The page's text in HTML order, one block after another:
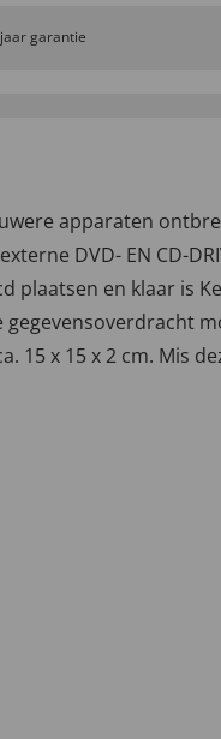
garantie
apparaten
DVD- EN CD-
plaatsen en klaar is
15 x 15 x 2 cm. Mis